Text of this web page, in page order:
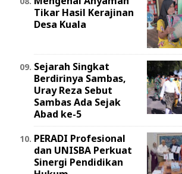
Tikar Hasil Kerajinan
Desa Kuala
Sejarah Singkat
Berdirinya Sambas,
Uray Reza Sebut
Sambas Ada Sejak
Abad ke-5
PERADI Profesional
dan UNISBA Perkuat
Sinergi Pendidikan